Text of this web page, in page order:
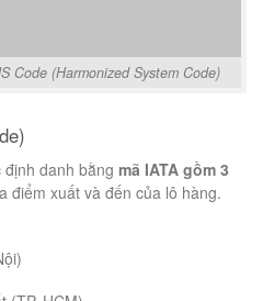
Code (Harmonized System Code)
danh bằng mã IATA gồm 3
điểm xuất và đến của lô hàng.